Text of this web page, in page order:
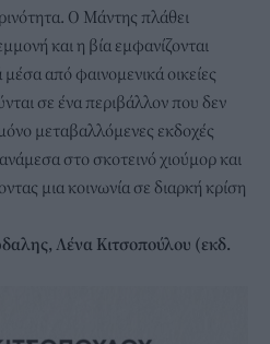
Ο Μάντης πλάθει
και η βία εμφανίζονται
από φαινομενικά οικείες
σε ένα περιβάλλον που δεν
μεταβαλλόμενες εκδοχές
στο σκοτεινό χιούμορ και
μια κοινωνία σε διαρκή κρίση
Λένα Κιτσοπούλου (εκδ.